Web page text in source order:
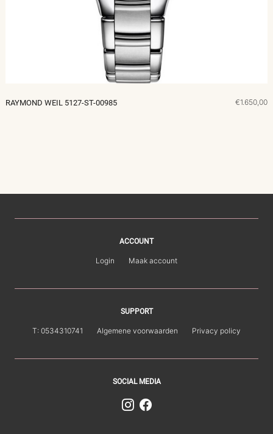
RAYMOND WEIL 5127-ST-00985 €1.650,00
ACCOUNT
Login Maak account
SUPPORT
T: 0534310741 Algemene voorwaarden Privacy policy
SOCIAL MEDIA